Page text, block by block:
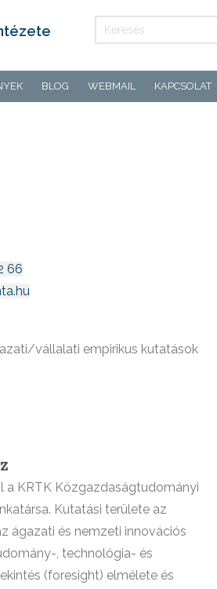
BLOG WEBMAIL KAPCSOLAT
66
vállalati empirikus kutatások
a KRTK Közgazdaságtudományi
Kutatási területe az
ágazati és nemzeti innovációs
, technológia- és
(foresight) elmélete és